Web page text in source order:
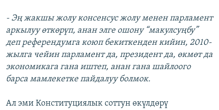
- Эң жакшы жолу консенсус жолу менен парламент
аркылуу өткөрүп, анан элге ошону “макулсуңбу”
деп референдумга коюп бекиткенден кийин, 2010-
жылга чейин парламент да, президент да, өкмөт да
экономикага гана иштеп, анан гана шайлоого
барса мамлекетке пайдалуу болмок.
Ал эми Конституциялык соттун өкүлдөрү